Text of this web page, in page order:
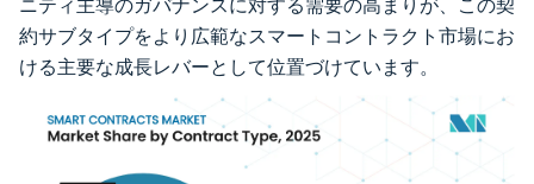
ニティ主導のガバナンスに対する需要の高まりが、この契
約サブタイプをより広範なスマートコントラクト市場にお
ける主要な成長レバーとして位置づけています。